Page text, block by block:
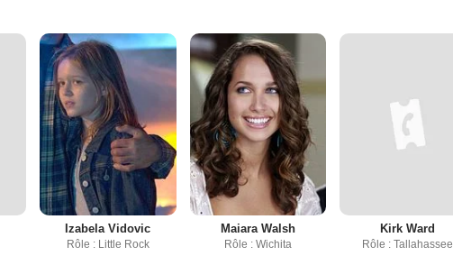
Izabela Vidovic
Rôle : Little Rock
Maiara Walsh
Rôle : Wichita
Kirk Ward
Rôle : Tallahassee